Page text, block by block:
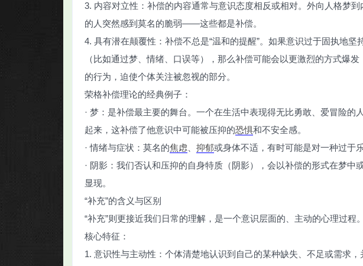
3. 内容对立性：补偿的内容通常与意识态度相反或相对。外向人格梦
的人突然感到莫名的脆弱——这些都是补偿。
4. 具有潜在颠覆性：补偿不总是“温和的提醒”。如果意识过于固执地
（比如通过梦、情绪、口误等），那么补偿可能会以更激烈的方式爆
的行为，迫使个体关注被忽视的部分。
荣格补偿理论的经典例子：
· 梦：是补偿最主要的舞台。一个在生活中表现得无比勇敢、爱冒险的
起来，这补偿了他意识中可能被压抑的恐惧和不安全感。
· 情绪与症状：莫名的焦虑 抑郁或身体不适，有时可能是对一种过于
· 阴影：我们否认和压抑的自身特质（阴影），会以补偿的形式在梦中
显现。
“补充”的含义与区别
“补充”则更接近我们日常的理解，是一个意识层面的、主动的心理过程。
核心特征：
1. 意识性与主动性：个体清楚地认识到自己的某种缺失、不足或需求